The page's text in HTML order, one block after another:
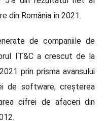
din România în 2021.
de companiile de
IT&C a crescut de la
prin prisma avansului
de software, creșterea
cifrei de afaceri din